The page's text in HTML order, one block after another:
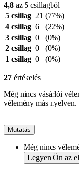
4,8 az 5 csillagból
5 csillag 21 (77%)
4 csillag 6
(22%)
3 csillag 0
(0%)
2 csillag 0
(0%)
1 csillag 0 (0%)
27 értékelés
Még nincs vásárlói
vélemény más nyelven.
Mutatás
Még nincs
Legyen Ön az